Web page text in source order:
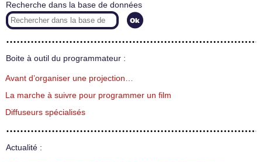
Recherche dans la base de données
Boite à outil du programmateur :
Avant d’organiser une projection…
La marche à suivre pour programmer un film
Diffuseurs spécialisés
Actualité :